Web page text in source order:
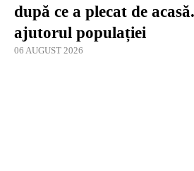
după ce a plecat de
ajutorul populației
06 AUGUST 2026